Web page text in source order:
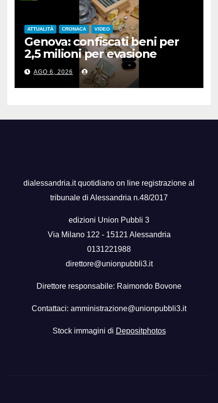
ATTUALITÀ CRONACA VIDEO
Genova: confiscati beni per
2,5 milioni per evasione
fiscale
AGO 6, 2026
dialessandria.it quotidiano on line registrazione al
tribunale di Alessandria n.48/2017
edizioni Union Pubbli 3
Via Milano 122 - 15121 Alessandria
0131221988
direttore@unionpubbli3.it
Direttore responsabile: Raimondo Bovone
Contattaci: amministrazione@unionpubbli3.it
Stock immagini di Depositphotos